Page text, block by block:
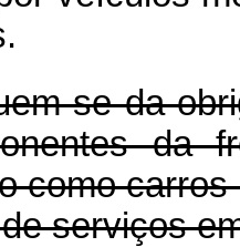
se da
da
como
serviços